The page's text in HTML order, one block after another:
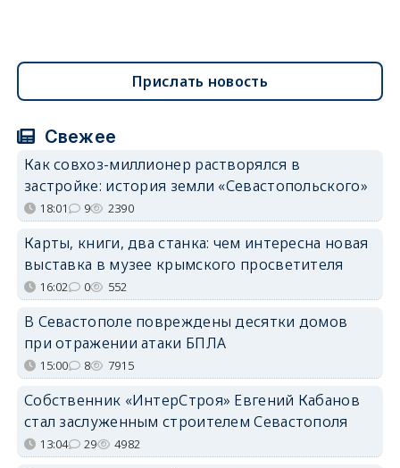
Прислать новость
Свежее
Как совхоз-миллионер растворялся в
застройке: история земли «Севастопольского»
18:01 9 2390
Карты, книги, два станка: чем интересна новая
выставка в музее крымского просветителя
16:02 0 552
В Севастополе повреждены десятки домов
при отражении атаки БПЛА
15:00 8 7915
Собственник «ИнтерСтроя» Евгений Кабанов
стал заслуженным строителем Севастополя
13:04 29 4982